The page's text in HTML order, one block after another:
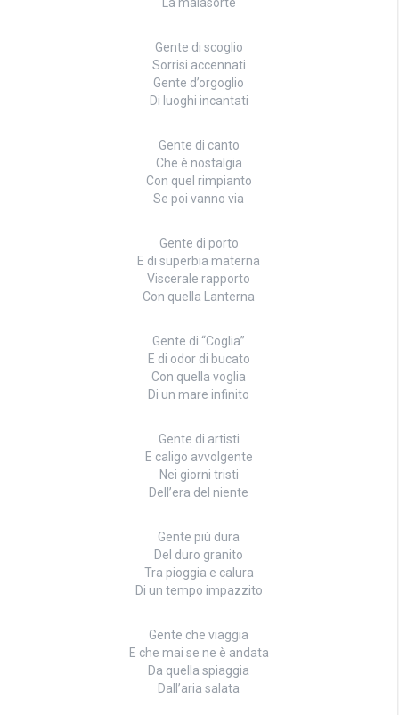
Gente di scoglio
Sorrisi accennati
Gente d’orgoglio
Di luoghi incantati
Gente di canto
Che è nostalgia
Con quel rimpianto
Se poi vanno via
Gente di porto
E di superbia materna
Viscerale rapporto
Con quella Lanterna
Gente di “Coglia”
E di odor di bucato
Con quella voglia
Di un mare infinito
Gente di artisti
E caligo avvolgente
Nei giorni tristi
Dell’era del niente
Gente più dura
Del duro granito
Tra pioggia e calura
Di un tempo impazzito
Gente che viaggia
E che mai se ne è andata
Da quella spiaggia
Dall’aria salata